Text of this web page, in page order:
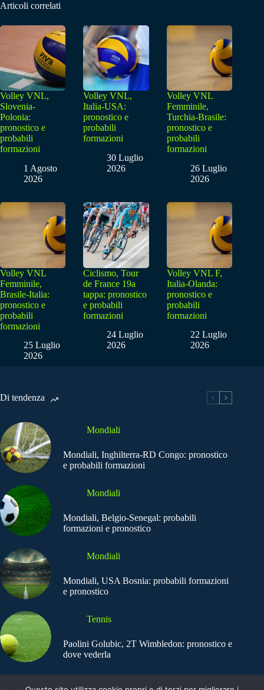
Articoli correlati
Volley VNL,
Slovenia-
Polonia:
pronostico e
probabili
formazioni
1 Agosto
2026
Volley VNL,
Italia-USA:
pronostico e
probabili
formazioni
30 Luglio
2026
Volley VNL
Femminile,
Turchia-Brasile:
pronostico e
probabili
formazioni
26 Luglio
2026
Volley VNL
Femminile,
Brasile-Italia:
pronostico e
probabili
formazioni
25 Luglio
2026
Ciclismo, Tour
de France 19a
tappa: pronostico
e probabili
formazioni
24 Luglio
2026
Volley VNL F,
Italia-Olanda:
pronostico e
probabili
formazioni
22 Luglio
2026
Di tendenza
Mondiali
Mondiali, Inghilterra-RD Congo: pronostico
e probabili formazioni
Mondiali
Mondiali, Belgio-Senegal: probabili
formazioni e pronostico
Mondiali
Mondiali, USA Bosnia: probabili formazioni
e pronostico
Tennis
Paolini Golubic, 2T Wimbledon: pronostico e
dove vederla